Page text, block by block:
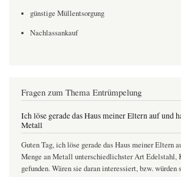
günstige Müllentsorgung
Nachlassankauf
Fragen zum Thema Entrümpelung
Ich löse gerade das Haus meiner Eltern auf und
Metall
Guten Tag, ich löse gerade das Haus meiner Eltern
Menge an Metall unterschiedlichster Art Edelstahl,
gefunden. Wären sie daran interessiert, bzw. würden